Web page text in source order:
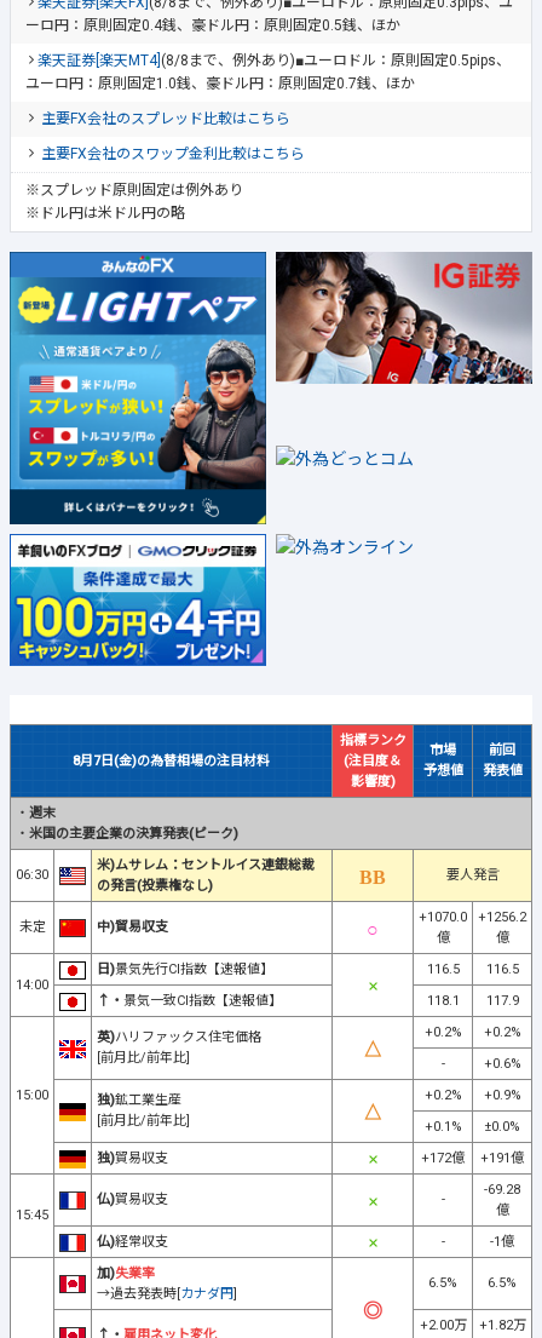
ーロ円：原則固定0.4銭、豪ドル円：原則固定0.5銭、ほか
楽天証券[楽天MT4] (8/8まで、例外あり)■ユーロドル：原則固定0.5pips、
ユーロ円：原則固定1.0銭、豪ドル円：原則固定0.7銭、ほか
主要FX会社のスプレッド比較はこちら
主要FX会社のスワップ金利比較はこちら
※スプレッド原則固定は例外あり
※ドル円は米ドル円の略
8月7日(金)の為替相場の注目材料
指標ランク
(注目度＆
影響度)
市場
予想値
前回
発表値
・ 週末
・ 米国の主要企業の決算発表(ピーク)
06:30
米)ムサレム：セントルイス連銀総裁
の発言(投票権なし)
要人発言
未定 中)貿易収支
+1070.0
億
+1256.2
億
14:00
日)景気先行CI指数【速報値】 116.5
116.5
↑・ 景気一致CI指数【速報値】 118.1 117.9
15:00
英)ハリファックス住宅価格
[前月比/前年比]
+0.2%
+0.2%
-
+0.6%
独)鉱工業生産
[前月比/前年比]
+0.2%
+0.9%
+0.1%
±0.0%
独)貿易収支 +172億 +191億
15:45
仏)貿易収支 -
-69.28
億
仏)経常収支 - -1億
加)失業率
→過去発表時[カナダ円]
6.5% 6.5%
↑・ 雇用ネット変化
+2.00万
+1.82万